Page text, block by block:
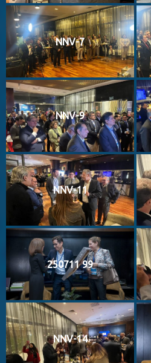
NNV-7
NNV-9
NNV-11
250711 99
NNV-14